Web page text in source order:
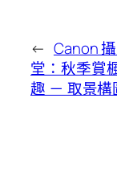
← Canon
堂：秋季賞
趣 － 取景構